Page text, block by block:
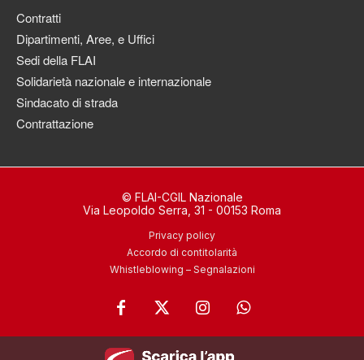
Contratti
Dipartimenti, Aree, e Uffici
Sedi della FLAI
Solidarietà nazionale e internazionale
Sindacato di strada
Contrattazione
© FLAI-CGIL Nazionale
Via Leopoldo Serra, 31 - 00153 Roma
Privacy policy
Accordo di contitolarità
Whistleblowing – Segnalazioni